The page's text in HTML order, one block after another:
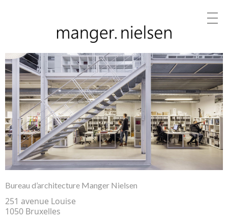
Bureau d’architecture Manger Nielsen
251 avenue Louise
1050 Bruxelles